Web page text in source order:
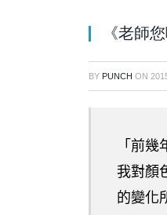
《老師
BY PUNCH ON
「前
我對顏
的變化